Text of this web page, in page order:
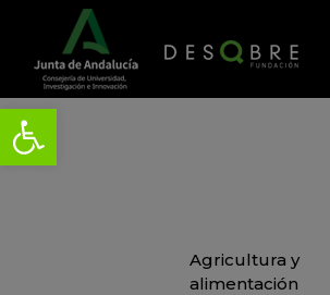
Agricultura y
alimentación